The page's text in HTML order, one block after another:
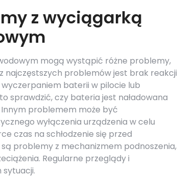
z wyciągarką
mogą wystąpić różne problemy,
najczęstszych problemów jest brak reakcji
baterii w pilocie lub
sprawdzić, czy bateria jest naładowana
problemem może być
wyłączenia urządzenia w celu
czas na schłodzenie się przed
problemy z mechanizmem podnoszenia,
Regularne przeglądy i